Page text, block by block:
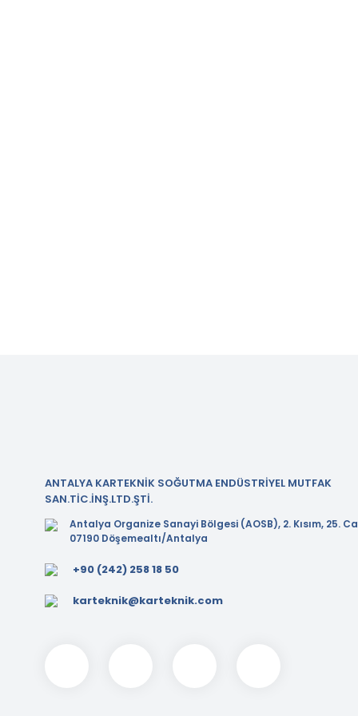
ANTALYA KARTEKNİK SOĞUTMA ENDÜSTRİYEL MUTFAK
SAN.TİC.İNŞ.LTD.ŞTİ.
Antalya Organize Sanayi Bölgesi (AOSB), 2. Kısım, 25.
07190 Döşemealtı/Antalya
+90 (242) 258 18 50
karteknik@karteknik.com